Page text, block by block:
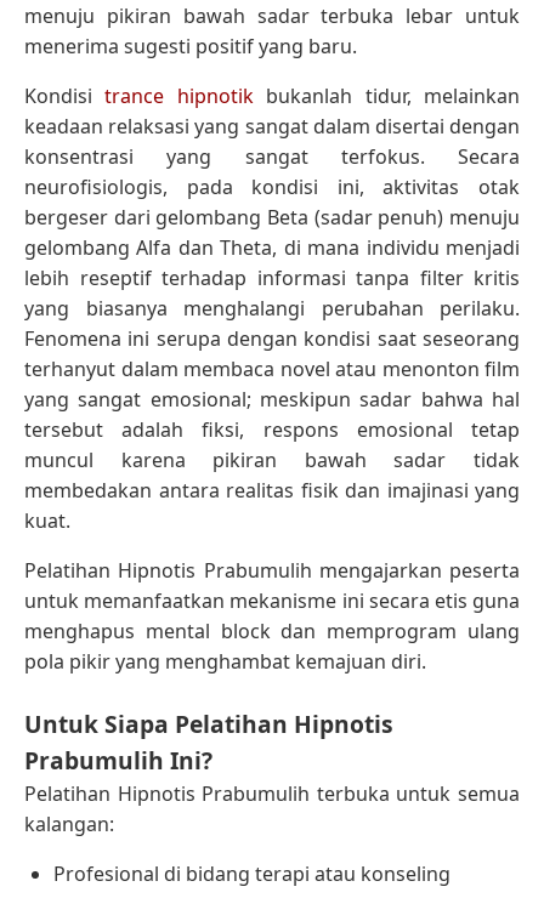
menuju pikiran bawah sadar terbuka lebar untuk
menerima sugesti positif yang baru.
Kondisitrance hipnotikbukanlah tidur, melainkan
keadaan relaksasi yang sangat dalam disertai dengan
konsentrasi yang sangat terfokus. Secara
neurofisiologis, pada kondisi ini, aktivitas otak
bergeser dari gelombang Beta (sadar penuh) menuju
gelombang Alfa dan Theta, di mana individu menjadi
lebih reseptif terhadap informasi tanpa filter kritis
yang biasanya menghalangi perubahan perilaku.
Fenomena ini serupa dengan kondisi saat seseorang
terhanyut dalam membaca novel atau menonton film
yang sangat emosional; meskipun sadar bahwa hal
tersebut adalah fiksi, respons emosional tetap
muncul karena pikiran bawah sadar tidak
membedakan antara realitas fisik dan imajinasi yang
kuat.
Pelatihan Hipnotis Prabumulih mengajarkan peserta
untuk memanfaatkan mekanisme ini secara etis guna
menghapus mental block dan memprogram ulang
pola pikir yang menghambat kemajuan diri.
Untuk Siapa Pelatihan Hipnotis
Prabumulih Ini?
Pelatihan Hipnotis Prabumulih terbuka untuk semua
kalangan:
Profesional di bidang terapi atau konseling